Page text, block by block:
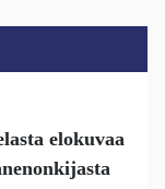
elokuvaa